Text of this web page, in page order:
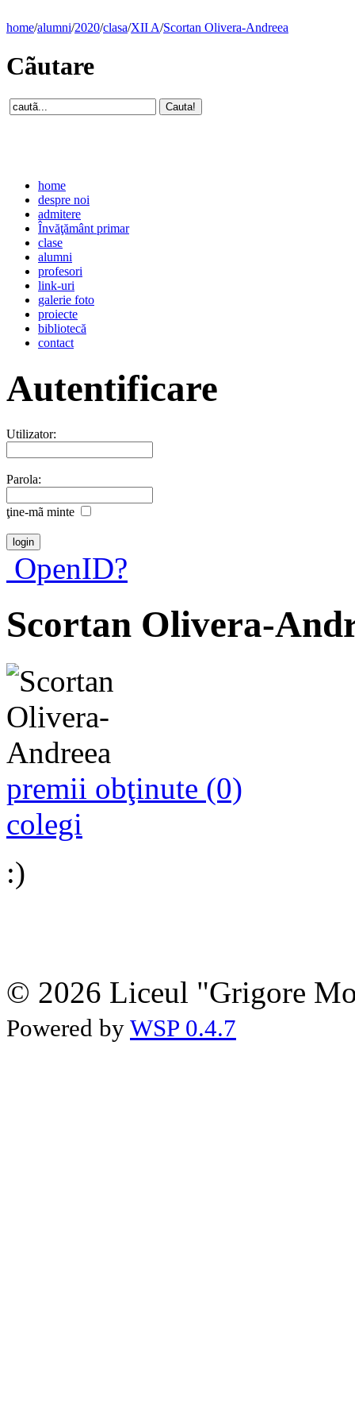
home/alumni/2020/clasa/XII A/Scortan Olivera-Andreea
Cãutare
home
despre noi
admitere
Învăţământ primar
clase
alumni
profesori
link-uri
galerie foto
proiecte
bibliotecă
contact
Autentificare
Utilizator:
Parola:
ţine-mã minte
OpenID?
Scortan Olivera-
premii obţinute (0)
colegi
:)
© 2026 Liceul "Grigore
Powered by WSP 0.4.7